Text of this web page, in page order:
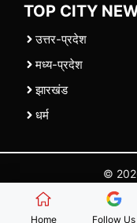
TOP CITY
उत्तर-प्रदेश
मध्य-प्रदेश
झारखंड
धर्म
©
| |
Home Follow Us